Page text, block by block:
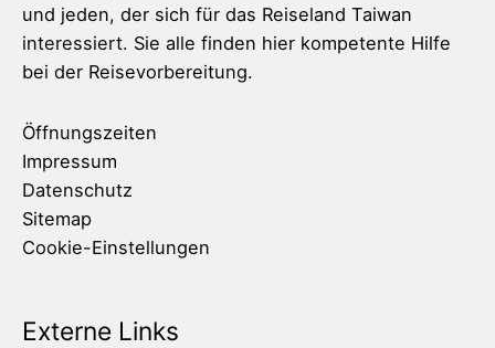
und jeden, der sich für das Reiseland Taiwan
interessiert. Sie alle finden hier kompetente Hilfe
bei der Reisevorbereitung.
Öffnungszeiten
Impressum
Datenschutz
Sitemap
Cookie-Einstellungen
Externe Links